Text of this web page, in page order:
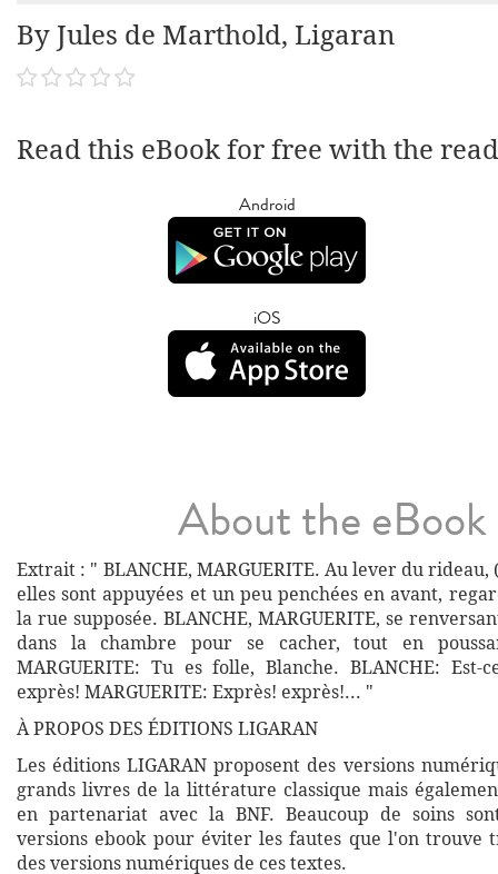
By Jules de Marthold, Ligaran
Read this eBook for free with the
Android
iOS
About the eBook
Extrait : " BLANCHE, MARGUERITE. Au lever du rideau,
elles sont appuyées et un peu penchées en avant,
la rue supposée. BLANCHE, MARGUERITE, se
dans la chambre pour se cacher, tout en
MARGUERITE: Tu es folle, Blanche. BLANCHE:
exprès! MARGUERITE: Exprès! exprès!... "
À PROPOS DES ÉDITIONS LIGARAN
Les éditions LIGARAN proposent des versions
grands livres de la littérature classique mais
en partenariat avec la BNF. Beaucoup de soins
versions ebook pour éviter les fautes que l'on trouve
des versions numériques de ces textes.